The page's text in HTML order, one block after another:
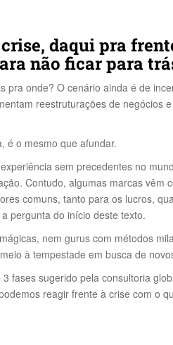
daqui pra
não ficar para
pra onde? O cenário ainda é de
reestruturações de negócios
é o mesmo que afundar.
sem precedentes no
Contudo, algumas marcas vêm
comuns, tanto para os lucros,
pergunta do início deste texto.
nem gurus com métodos
à tempestade em busca de
fases sugerido pela consultoria
reagir frente à crise com o